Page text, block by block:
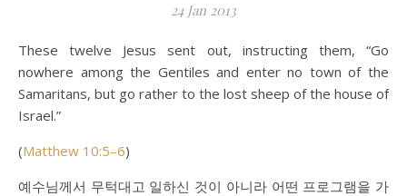
24 Jan 2013
These twelve Jesus sent out, instructing them, “Go
nowhere among the Gentiles and enter no town of the
Samaritans, but go rather to the lost sheep of the house of
Israel.”
(Matthew 10:5–6)
예수님께서 무턱대고 일하신 것이 아니라 어떤 프로그램을 가